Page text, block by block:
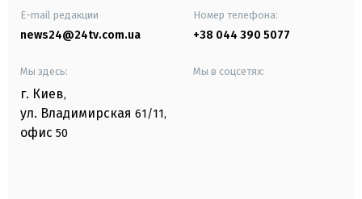
E-mail редакции
news24@24tv.com.ua
Номер телефона:
+38 044 390 5077
Мы здесь:
г. Киев,
ул. Владимирская 61/11,
офис 50
Мы в соцсетях: